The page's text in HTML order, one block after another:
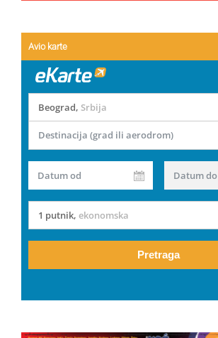
Avio karte
Beograd, Srbija
Destinacija (grad ili aerodrom)
Datum od Datum do
1 putnik, ekonomska
Pretraga